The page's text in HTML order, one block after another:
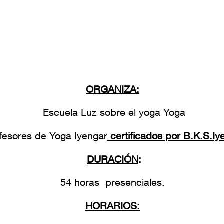
ORGANIZA:
Escuela Luz sobre el yoga Yoga
de Yoga Iyengarcertificados por
DURACIÓN:
54 horas presenciales.
HORARIOS: